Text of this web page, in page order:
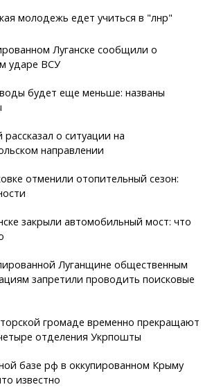
молодежь едет учиться в "лнр"
Луганске сообщили о
ударе ВСУ
будет еще меньше: названы
о ситуации на
направлении
отменили отопительный сезон:
закрыли автомобильный мост: что
Луганщине общественным
запретили проводить поисковые
громаде временно прекращают
отделения Укрпошты
базе рф в оккупированном Крыму
известно